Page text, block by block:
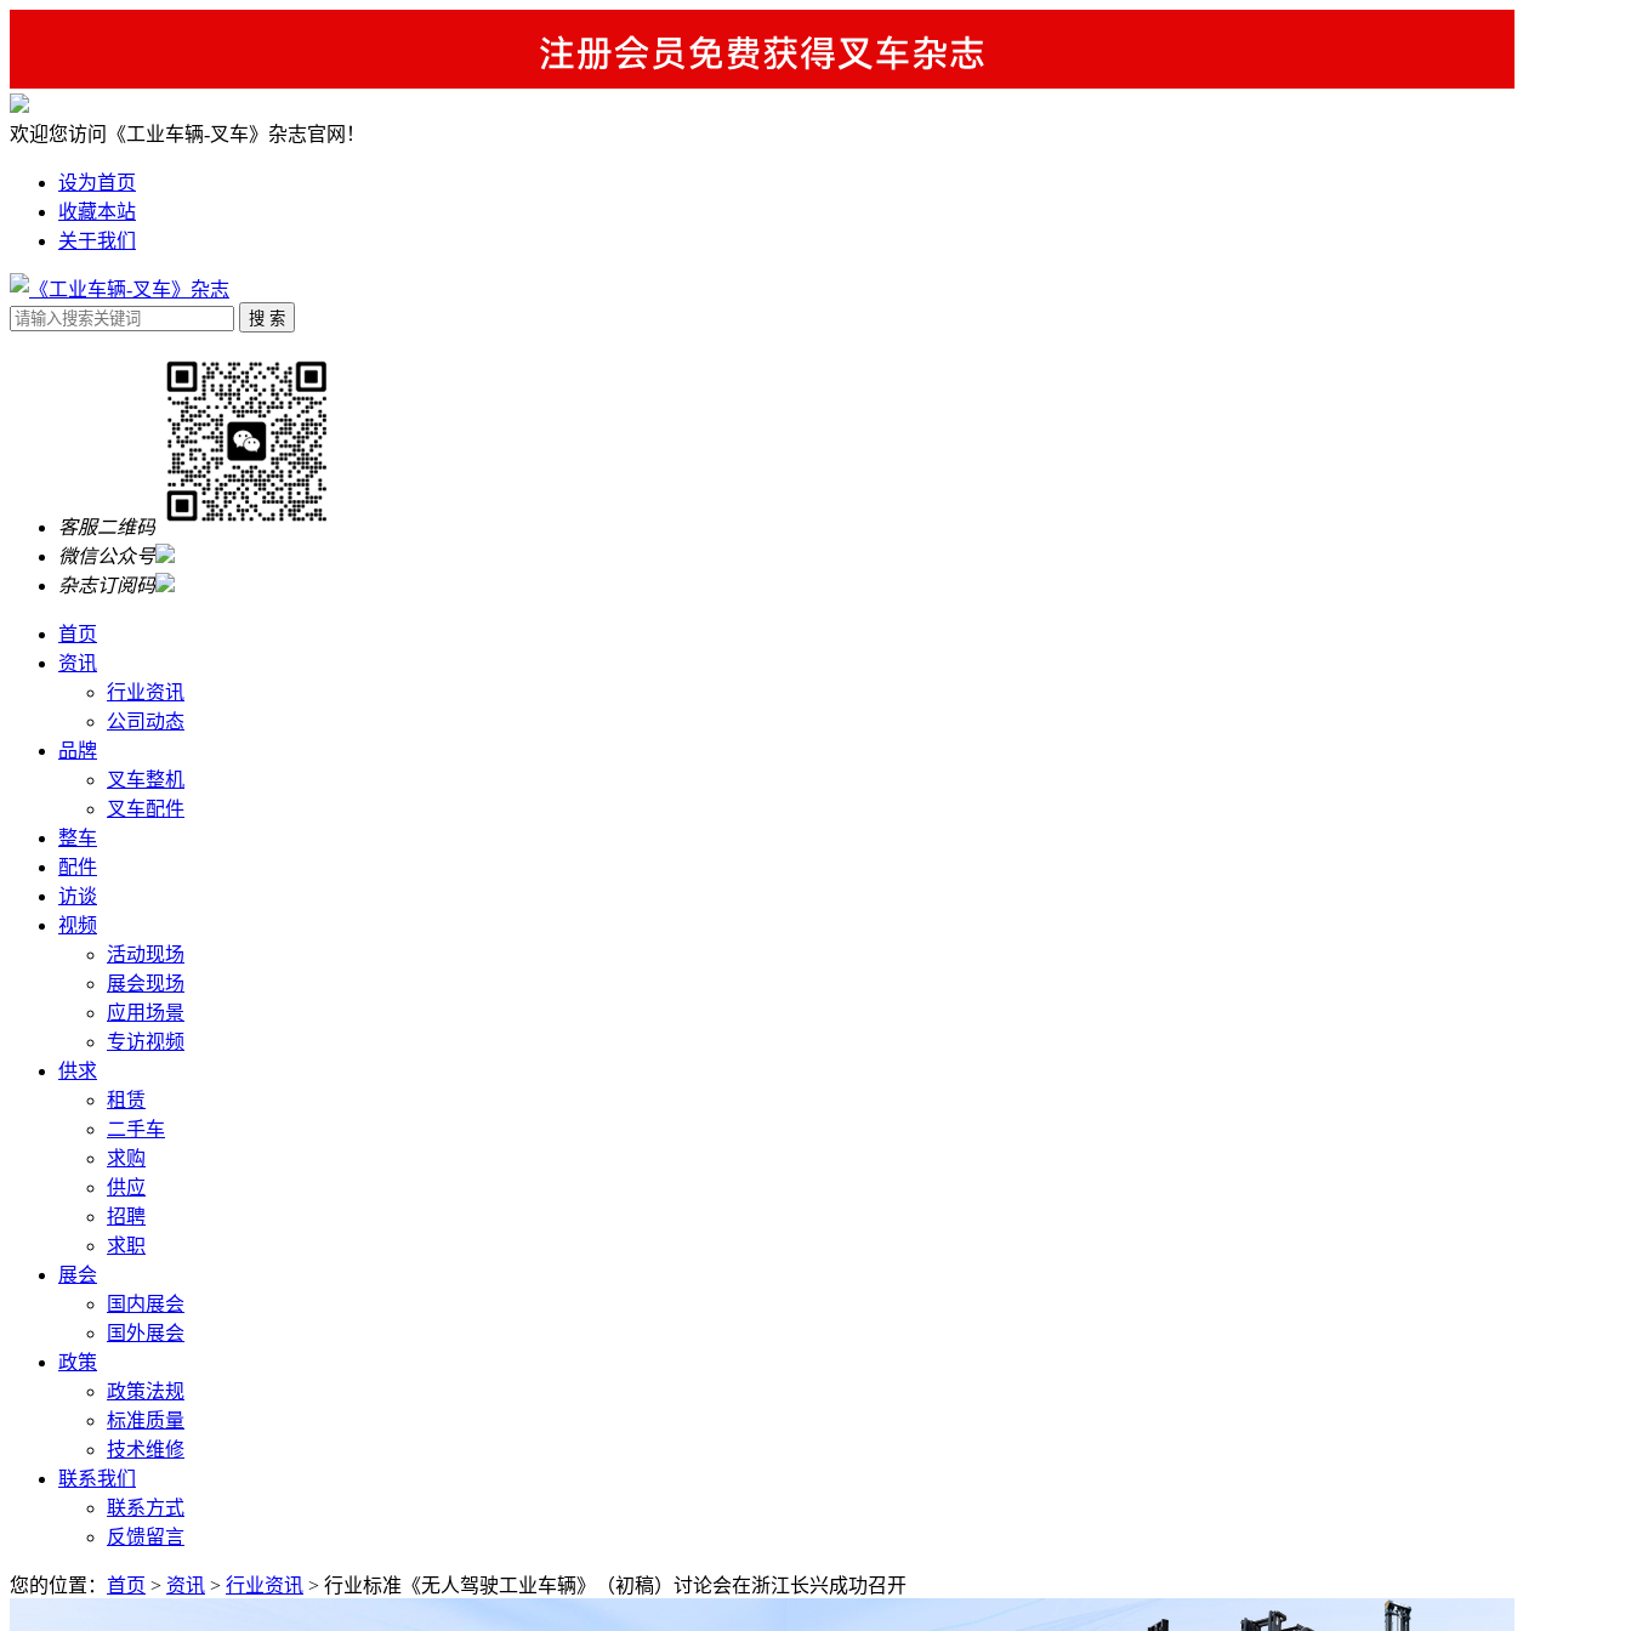
欢迎您访问《工业车辆-叉车》杂志官网！
设为首页
收藏本站
关于我们
客服二维码
微信公众号
杂志订阅码
首页
资讯
行业资讯
公司动态
品牌
叉车整机
叉车配件
整车
配件
访谈
视频
活动现场
展会现场
应用场景
专访视频
供求
租赁
二手车
求购
供应
招聘
求职
展会
国内展会
国外展会
政策
政策法规
标准质量
技术维修
联系我们
联系方式
反馈留言
您的位置： 首页 > 资讯 > 行业资讯 > 行业标准《无人驾驶工业车辆》（初稿）讨论会在浙江长兴成功召开